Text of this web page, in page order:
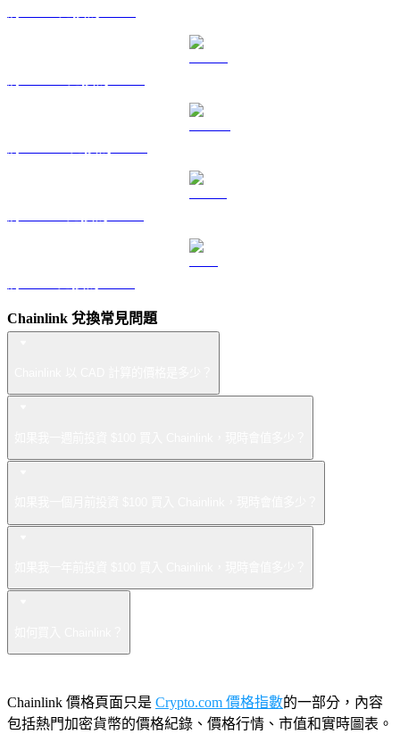
Chainlink 兌換常見問題
Chainlink 價格頁面只是 Crypto.com 價格指數的一部分，內容
包括熱門加密貨幣的價格紀錄、價格行情、市值和實時圖表。